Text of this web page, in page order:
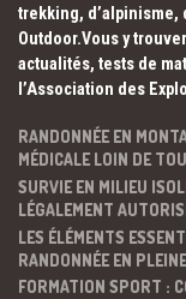
trekking,
Outdoor.Vous y
actualités, tests de
l’Association des
RANDONNÉE EN
MÉDICALE LOIN DE
SURVIE EN MILIEU
LÉGALEMENT
LES ÉLÉMENTS
RANDONNÉE EN
FORMATION SPORT :